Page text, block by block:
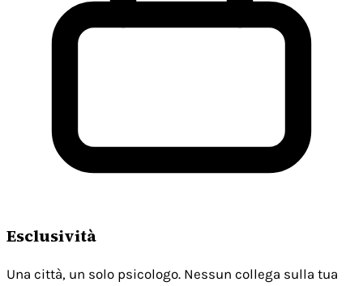
Esclusività
Una città, un solo psicologo. Nessun collega sulla tua